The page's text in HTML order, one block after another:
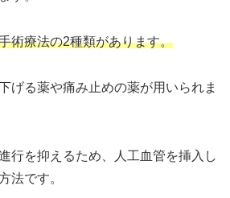
術療法の2種類があります。
げる薬や痛み止めの薬が用いられま
行を抑えるため、人工血管を挿入し
法です。